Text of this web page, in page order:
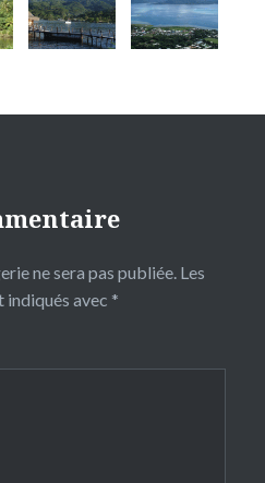
ne sera pas publiée.Les
avec *